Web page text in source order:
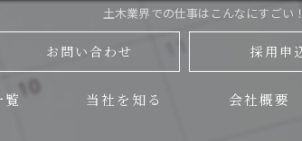
土木業界での仕事はこんなにすごい
お問い合わせ 採用申
覧 当社を知る 会社概要